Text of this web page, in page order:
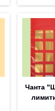
Чанта